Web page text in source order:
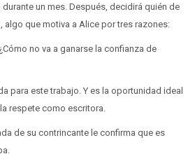
un mes. Después, decidirá quién de
que motiva a Alice por tres razones:
no va a ganarse la confianza de
para este trabajo. Y es la oportunidad ideal
respete como escritora.
de su contrincante le confirma que es